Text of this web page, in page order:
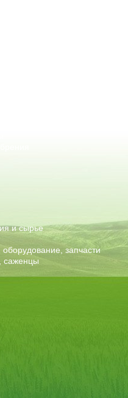
и сырье
запчасти
саженцы